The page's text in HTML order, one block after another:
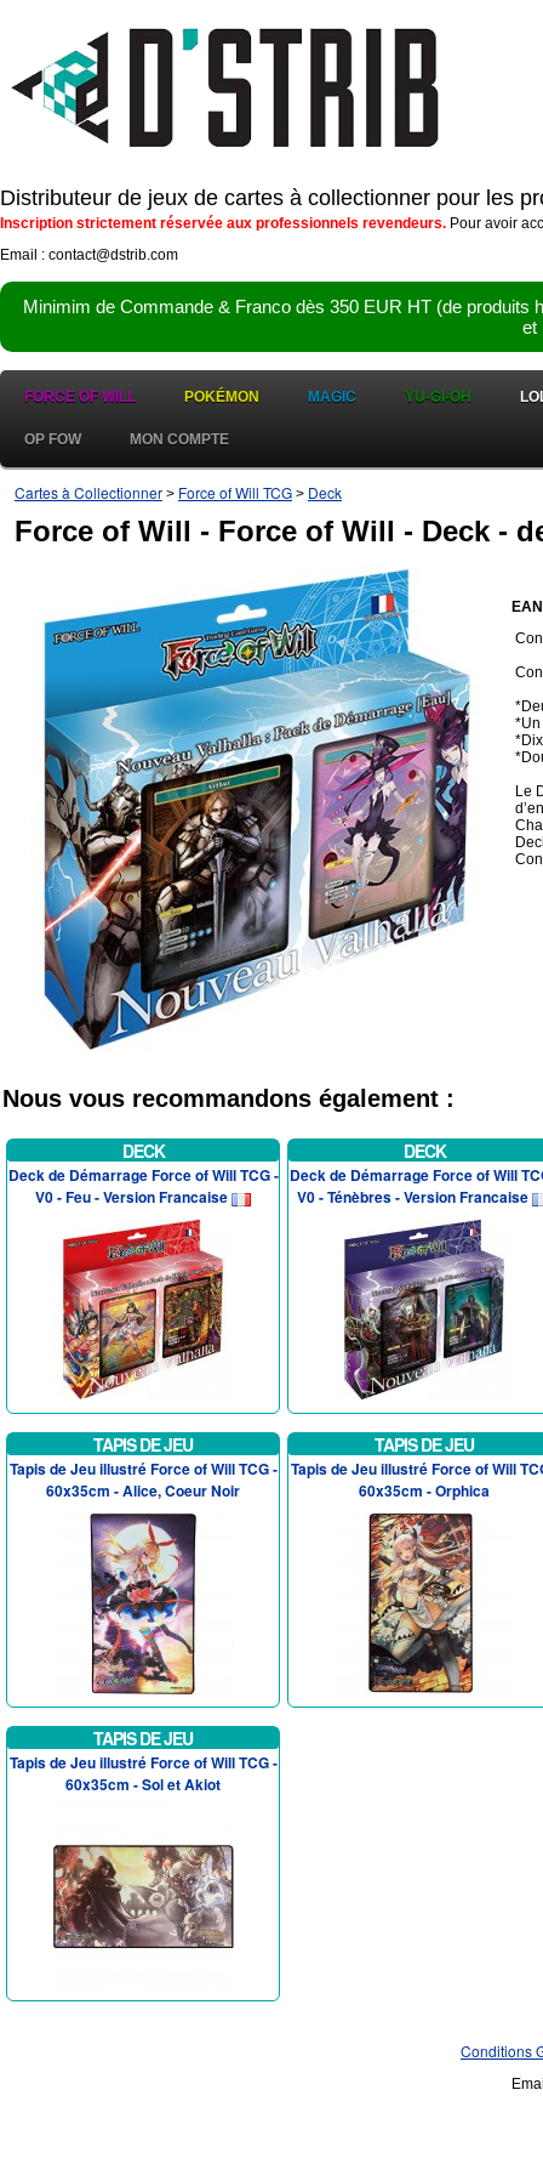
Distributeur de jeux de cartes à collectionner pour les
Inscription strictement réservée aux professionnels revendeurs. Pour avoir
Email : contact@dstrib.com
Minimim de Commande & Franco dès 350 EUR HT (de
et
FORCE OF WILL POKÉMON MAGIC YU-GI-OH
OP FOW MON COMPTE
Cartes à Collectionner > Force of Will TCG > Deck
Force of Will - Force of Will - Deck -
*Un
Le
Nous vous recommandons également :
DECK
Deck de Démarrage Force of Will TCG -
V0 - Feu - Version Francaise
DECK
Deck de Démarrage Force of Will
V0 - Ténèbres - Version Francaise
TAPIS DE JEU
Tapis de Jeu illustré Force of Will TCG -
60x35cm - Alice, Coeur Noir
TAPIS DE JEU
Tapis de Jeu illustré Force of Will
60x35cm - Orphica
TAPIS DE JEU
Tapis de Jeu illustré Force of Will TCG -
60x35cm - Sol et Akiot
Conditions